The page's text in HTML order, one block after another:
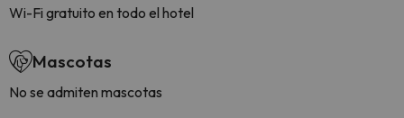
Wi-Fi gratuito en todo el hotel
Mascotas
No se admiten mascotas